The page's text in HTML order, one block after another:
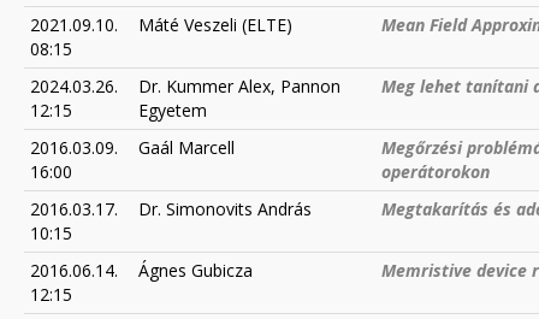
2021.09.10.
08:15
Máté Veszeli (ELTE) Mean Field
2024.03.26.
12:15
Dr. Kummer Alex, Pannon
Egyetem
Meg lehet tanítani
2016.03.09.
16:00
Gaál Marcell
Megőrzési
operátorokon
2016.03.17.
10:15
Dr. Simonovits András Megtakarítás és
2016.06.14.
12:15
Ágnes Gubicza Memristive device